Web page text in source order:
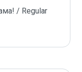
/ Regular